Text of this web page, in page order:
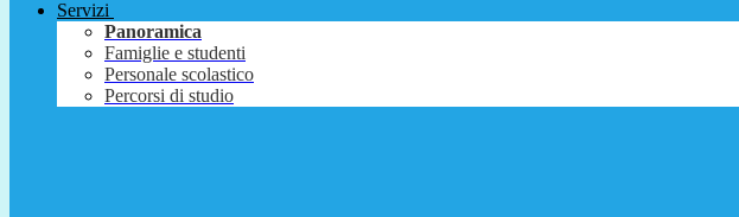
Servizi
Panoramica
Famiglie e studenti
Personale scolastico
Percorsi di studio